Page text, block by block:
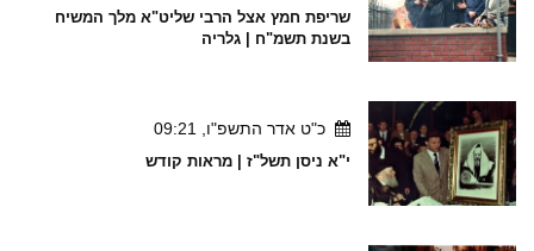
שריפת חמץ אצל הרבי שליט"א מלך המשיח
בשנת תשמ"ח | גלריה
כ"ט אדר התשפ"ו, 09:21
י"א ניסן תשל"ז | מראות קודש